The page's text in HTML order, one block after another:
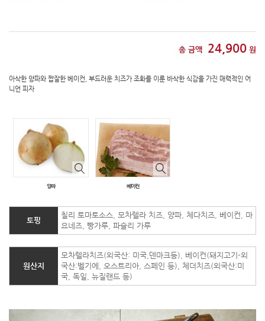
총 금액 24,900 원
아삭한 양파와 짭잘한 베이컨, 부드러운 치즈가 조화를 이룬 바삭한 식감을 가진 매력적인 어
니언 피자
양파 베이컨
토핑
칠리 토마토소스, 모차렐라 치즈, 양파, 체다치즈, 베이컨, 마
요네즈, 빵가루, 파슬리 가루
원산지
모차렐라치즈(외국산: 미국,덴마크등), 베이컨(돼지고기-외
국산:벨기에, 오스트리아, 스페인 등), 체더치즈(외국산:미
국, 독일, 뉴질랜드 등)